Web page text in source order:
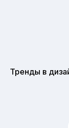
Тренды в